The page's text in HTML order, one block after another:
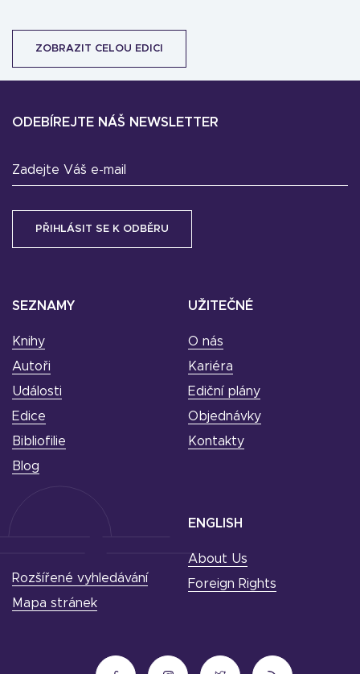
ZOBRAZIT CELOU EDICI
SEZNAMY
Knihy
Autoři
Události
Edice
Bibliofilie
Blog
UŽITEČNÉ
O nás
Kariéra
Ediční plány
Objednávky
Kontakty
ODEBÍREJTE NÁŠ NEWSLETTER
Zadejte Váš e-mail
ENGLISH
About Us
Foreign Rights
Rozšířené vyhledávání
Mapa stránek